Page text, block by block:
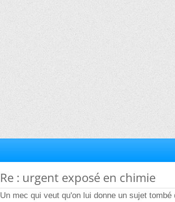
Re : urgent exposé en chimie
Un mec qui veut qu'on lui donne un sujet